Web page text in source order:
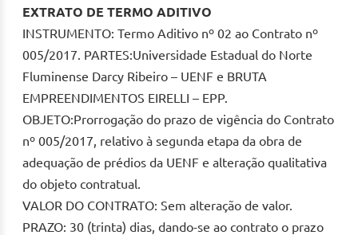
EXTRATO DE TERMO ADITIVO
INSTRUMENTO: Termo Aditivo nº 02 ao Contrato nº
005/2017. PARTES:Universidade Estadual do Norte
Fluminense Darcy Ribeiro – UENF e BRUTA
EMPREENDIMENTOS EIRELLI – EPP.
OBJETO:Prorrogação do prazo de vigência do Contrato
nº 005/2017, relativo à segunda etapa da obra de
adequação de prédios da UENF e alteração qualitativa
do objeto contratual.
VALOR DO CONTRATO: Sem alteração de valor.
PRAZO: 30 (trinta) dias, dando-se ao contrato o prazo